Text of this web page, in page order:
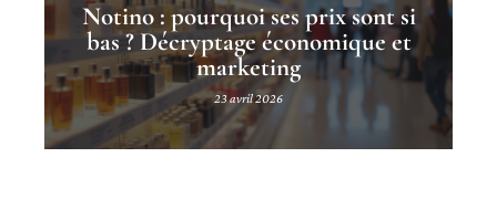
Notino : pourquoi ses prix sont si
bas ? Décryptage économique et
marketing
23 avril 2026